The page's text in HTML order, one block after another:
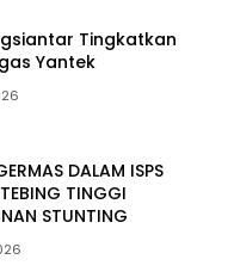
Tingkatkan
Yantek
DALAM ISPS
TINGGI
STUNTING